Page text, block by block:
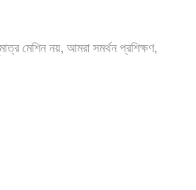
মেশিন নয়, আমরা সমর্থন প্রশিক্ষণ,